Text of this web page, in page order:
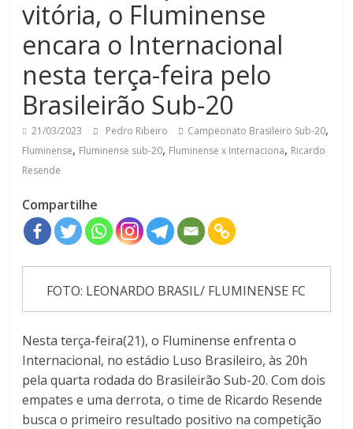
vitória, o Fluminense
encara o Internacional
nesta terça-feira pelo
Brasileirão Sub-20
21/03/2023 Pedro Ribeiro Campeonato Brasileiro Sub-20,
Fluminense, Fluminense sub-20, Fluminense x Internaciona, Ricardo
Resende
Compartilhe
FOTO: LEONARDO BRASIL/ FLUMINENSE FC
Nesta terça-feira(21), o Fluminense enfrenta o
Internacional, no estádio Luso Brasileiro, às 20h
pela quarta rodada do Brasileirão Sub-20. Com dois
empates e uma derrota, o time de Ricardo Resende
busca o primeiro resultado positivo na competição